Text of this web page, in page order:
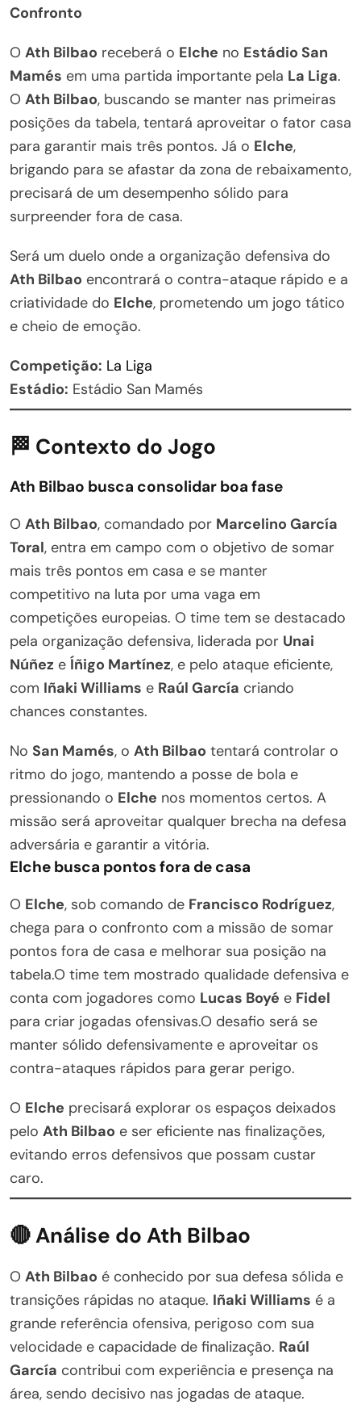
Confronto
O Ath Bilbao receberá o Elche no Estádio San
Mamés em uma partida importante pela La Liga.
O Ath Bilbao, buscando se manter nas primeiras
posições da tabela, tentará aproveitar o fator casa
para garantir mais três pontos. Já o Elche,
brigando para se afastar da zona de rebaixamento,
precisará de um desempenho sólido para
surpreender fora de casa.
Será um duelo onde a organização defensiva do
Ath Bilbao encontrará o contra-ataque rápido e a
criatividade do Elche, prometendo um jogo tático
e cheio de emoção.
Competição: La Liga
Estádio: Estádio San Mamés
🏁 Contexto do Jogo
Ath Bilbao busca consolidar boa fase
O Ath Bilbao, comandado por Marcelino García
Toral, entra em campo com o objetivo de somar
mais três pontos em casa e se manter
competitivo na luta por uma vaga em
competições europeias. O time tem se destacado
pela organização defensiva, liderada por Unai
Núñez e Íñigo Martínez, e pelo ataque eficiente,
com Iñaki Williams e Raúl García criando
chances constantes.
No San Mamés, o Ath Bilbao tentará controlar o
ritmo do jogo, mantendo a posse de bola e
pressionando o Elche nos momentos certos. A
missão será aproveitar qualquer brecha na defesa
adversária e garantir a vitória.
Elche busca pontos fora de casa
O Elche, sob comando de Francisco Rodríguez,
chega para o confronto com a missão de somar
pontos fora de casa e melhorar sua posição na
tabela.O time tem mostrado qualidade defensiva e
conta com jogadores como Lucas Boyé e Fidel
para criar jogadas ofensivas.O desafio será se
manter sólido defensivamente e aproveitar os
contra-ataques rápidos para gerar perigo.
O Elche precisará explorar os espaços deixados
pelo Ath Bilbao e ser eficiente nas finalizações,
evitando erros defensivos que possam custar
caro.
🔴 Análise do Ath Bilbao
O Ath Bilbao é conhecido por sua defesa sólida e
transições rápidas no ataque. Iñaki Williams é a
grande referência ofensiva, perigoso com sua
velocidade e capacidade de finalização. Raúl
García contribui com experiência e presença na
área, sendo decisivo nas jogadas de ataque.